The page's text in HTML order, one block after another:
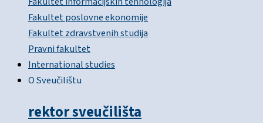
Fakultet poslovne ekonomije
Fakultet zdravstvenih studija
Pravni fakultet
International studies
O Sveučilištu
rektor sveučilišta